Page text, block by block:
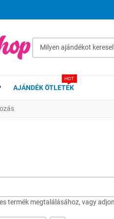
AJÁNDÉK ÖTLETEK
HOT
termék megtalálásához, vagy